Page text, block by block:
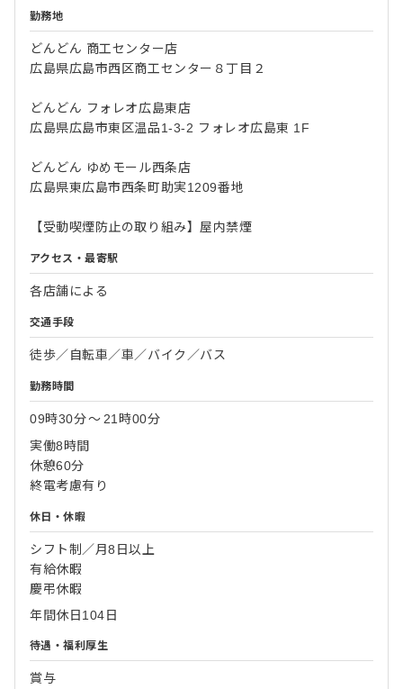
勤務地
どんどん 商工センター店
広島県広島市西区商工センター８丁目２
どんどん フォレオ広島東店
広島県広島市東区温品1-3-2 フォレオ広島東 1F
どんどん ゆめモール西条店
広島県東広島市西条町助実1209番地
【受動喫煙防止の取り組み】屋内禁煙
アクセス・最寄駅
各店舗による
交通手段
徒歩／自転車／車／バイク／バス
勤務時間
09時30分〜 21時00分
実働8時間
休憩60分
終電考慮有り
休日・休暇
シフト制／月8日以上
有給休暇
慶弔休暇
年間休日104日
待遇・福利厚生
賞与